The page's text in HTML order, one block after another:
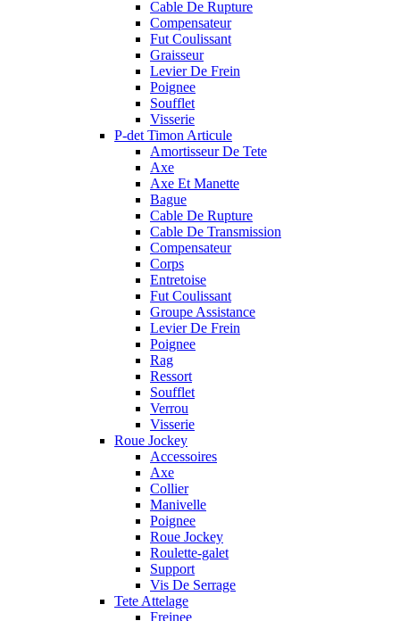
Cable De Rupture
Compensateur
Fut Coulissant
Graisseur
Levier De Frein
Poignee
Soufflet
Visserie
P-det Timon Articule
Amortisseur De Tete
Axe
Axe Et Manette
Bague
Cable De Rupture
Cable De Transmission
Compensateur
Corps
Entretoise
Fut Coulissant
Groupe Assistance
Levier De Frein
Poignee
Rag
Ressort
Soufflet
Verrou
Visserie
Roue Jockey
Accessoires
Axe
Collier
Manivelle
Poignee
Roue Jockey
Roulette-galet
Support
Vis De Serrage
Tete Attelage
Freinee